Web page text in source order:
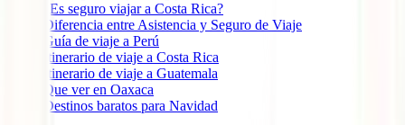
¿Es seguro viajar a Costa Rica?
Diferencia entre Asistencia y Seguro de Viaje
Guía de viaje a Perú
Itinerario de viaje a Costa Rica
Itinerario de viaje a Guatemala
Que ver en Oaxaca
Destinos baratos para Navidad